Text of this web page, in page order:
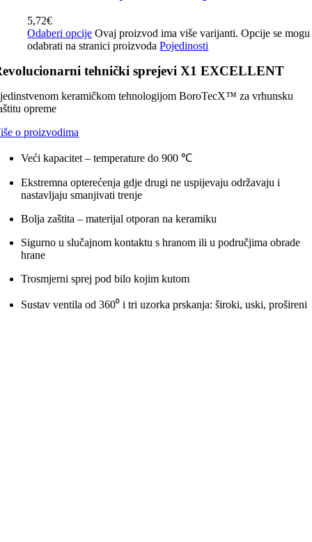
5,72€
Odaberi opcije Ovaj proizvod ima više varijanti. Opcije se mogu
odabrati na stranici proizvodaPojedinosti
tehnički sprejevi X1 EXCELLENT
keramičkom tehnologijom BoroTecX™ za vrhunsku
opreme
o proizvodima
Veći kapacitet – temperature do 900 ℃
Ekstremna opterećenja gdje drugi ne uspijevaju održavaju i
nastavljaju smanjivati ​​trenje
Bolja zaštita – materijal otporan na keramiku
Sigurno u slučajnom kontaktu s hranom ili u područjima obrade
hrane
Trosmjerni sprej pod bilo kojim kutom
Sustav ventila od 360⁰ i tri uzorka prskanja: široki, uski, prošireni